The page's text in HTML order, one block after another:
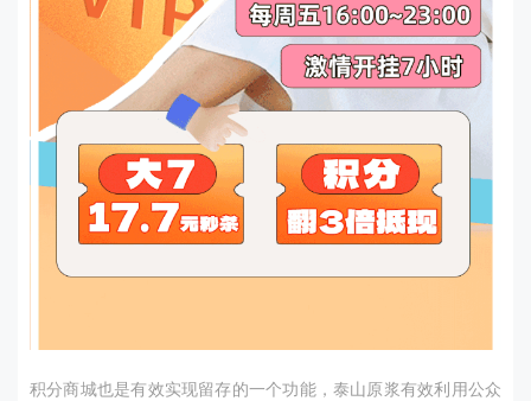
积分商城也是有效实现留存的一个功能，泰山原浆有效利用公众